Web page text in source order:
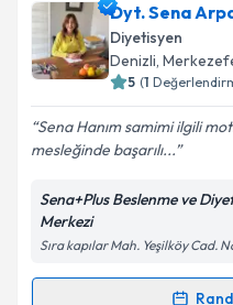
Dyt. Sena
Diyetisyen
Denizli,
5 (1
Sena Hanım samimi ilgili
mesleğinde başarılı...
Sena+Plus Beslenme ve
Merkezi
Sıra kapılar Mah. Yeşilköy Cad.